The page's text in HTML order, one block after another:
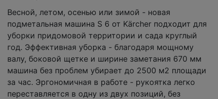
Весной, летом, осенью или зимой - новая
подметальная машина S 6 от Kärcher подходит для
уборки придомовой территории и сада круглый
год. Эффективная уборка - благодаря мощному
валу, боковой щетке и ширине заметания 670 мм
машина без проблем убирает до 2500 м2 площади
за час. Эргономичная в работе - рукоятка легко
переставляется в одну из двух позиций, без